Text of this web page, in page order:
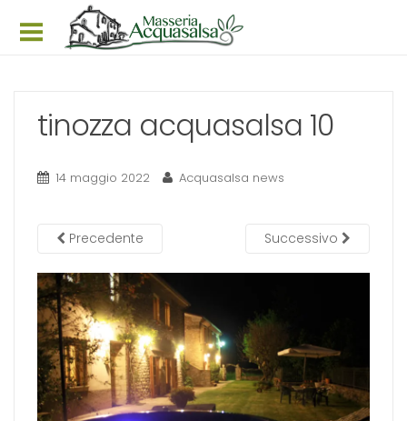
Prezzi & Offerte
News
Itinerari
Faq
Dove siamo
tinozza acquasalsa 10
14 maggio 2022 Acquasalsa news
Precedente Successivo